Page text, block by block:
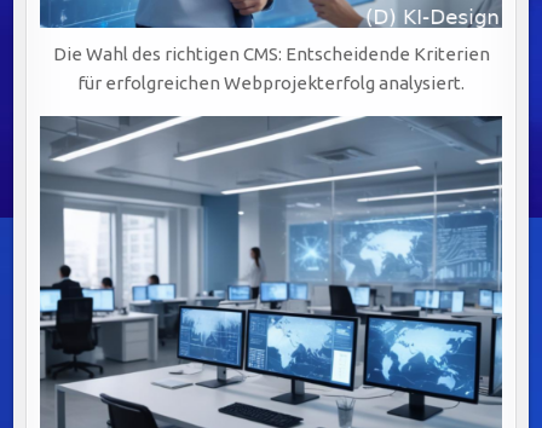
Die Wahl des richtigen CMS: Entscheidende Kriterien
für erfolgreichen Webprojekterfolg analysiert.